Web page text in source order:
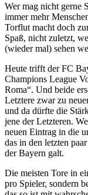
Wer mag nicht gerne
immer mehr
Torflut macht doch
Spaß, nicht zuletzt,
(wieder mal) sehen
Heute trifft der FC
Champions League
Roma“. Und beide
Letztere zwar zu
und da dürfte die
jene der Letzteren.
neuen Eintrag in die
das in den letzten
der Bayern galt.
Die meisten Tore in
pro Spieler, sondern